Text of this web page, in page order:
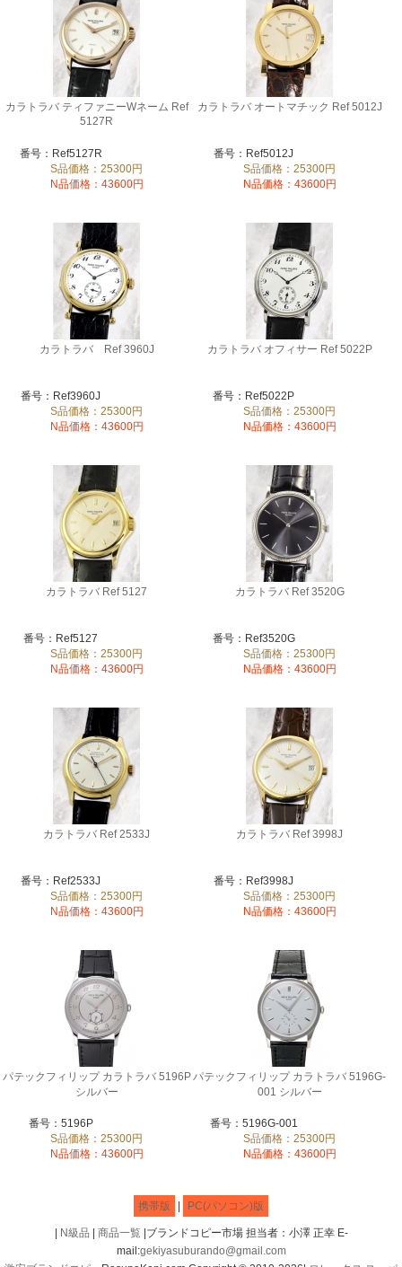
カラトラバ ティファニーWネーム Ref
5127R
番号：Ref5127R
S品価格：25300円
N品価格：43600円
カラトラバ オートマチック Ref 5012J
番号：Ref5012J
S品価格：25300円
N品価格：43600円
カラトラバ Ref 3960J
番号：Ref3960J
S品価格：25300円
N品価格：43600円
カラトラバ オフィサー Ref 5022P
番号：Ref5022P
S品価格：25300円
N品価格：43600円
カラトラバ Ref 5127
番号：Ref5127
S品価格：25300円
N品価格：43600円
カラトラバ Ref 3520G
番号：Ref3520G
S品価格：25300円
N品価格：43600円
カラトラバ Ref 2533J
番号：Ref2533J
S品価格：25300円
N品価格：43600円
カラトラバ Ref 3998J
番号：Ref3998J
S品価格：25300円
N品価格：43600円
パテックフィリップ カラトラバ 5196P
シルバー
番号：5196P
S品価格：25300円
N品価格：43600円
パテックフィリップ カラトラバ 5196G-
001 シルバー
番号：5196G-001
S品価格：25300円
N品価格：43600円
携帯版 | PC(パソコン)版
| N級品 | 商品一覧|ブランドコピー市場 担当者：小澤 正幸 E-
mail:gekiyasuburando@gmail.com